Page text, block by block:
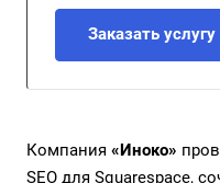
Заказать услугу
Компания «Иноко»
SEO для Squarespace,